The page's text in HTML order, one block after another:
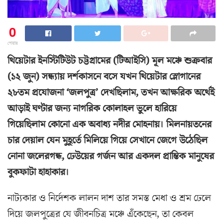
0
শেয়ার
থিয়েটার ইনস্টিটিউট চট্টগ্রামের (টিআইসি) মূল মঞ্চে ​শুক্রবার
(১২ জুন) সন্ধ্যায় দর্শকাসনে বসে যখন থিয়েটার স্লোগানের
২৮তম প্রযোজনা ‘জলপুত্র’ দেখছিলাম, তখন আক্ষরিক অর্থেই
আড়াই ঘণ্টার জন্য নাগরিক কোলাহল ভুলে হারিয়ে
গিয়েছিলাম কোনো এক অবাধ্য নদীর মোহনায়। মিলনায়তনের
চার দেয়াল যেন মুহূর্তে মিলিয়ে গিয়ে সেখানে জেগে উঠেছিল
নোনা জলেরগন্ধ, ঢেউয়ের গর্জন আর একদল প্রান্তিক মানুষের
বুকফাটা হাহাকার।
​নাট্যকার ও নির্দেশক লালন দাশ তার সমস্ত মেধা ও শ্রম ঢেলে
দিয়ে জলপুত্রের যে জীবনচিত্র মঞ্চে এঁকেছেন, তা কেবল